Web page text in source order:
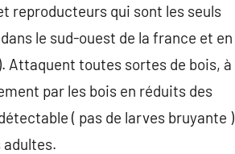
reproducteurs qui sont les seuls
le sud-ouest de la france et en
Attaquent toutes sortes de bois, à
par les bois en réduits des
( pas de larves bruyante )
adultes.